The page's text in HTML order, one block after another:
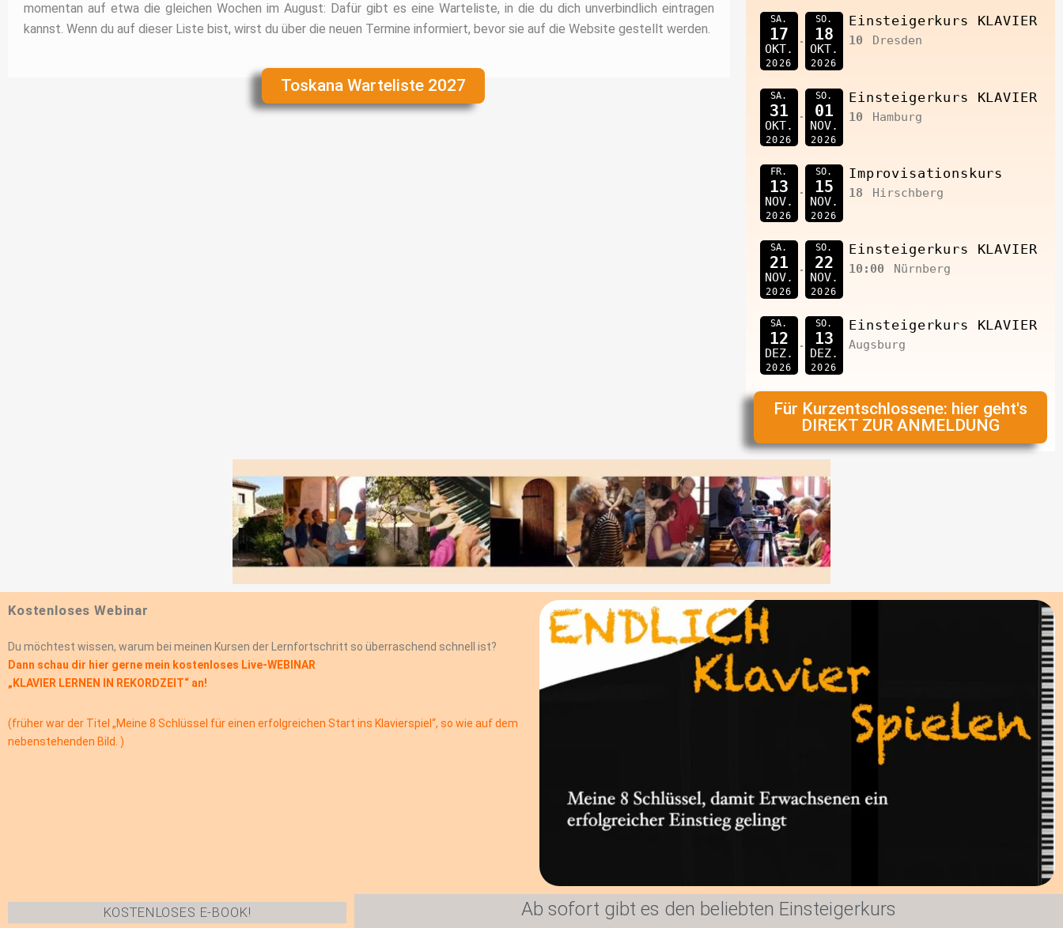
momentan auf etwa die gleichen Wochen im August: Dafür gibt es eine Warteliste, in die du dich unverbindlich eintragen
kannst. Wenn du auf dieser Liste bist, wirst du über die neuen Termine informiert, bevor sie auf die Website gestellt werden.
Toskana Warteliste 2027
SA.
17
OKT.
2026
SO.
18
OKT.
2026
Einsteigerkurs KLAVIER
10 Dresden
SA.
31
OKT.
2026
SO.
01
NOV.
2026
Einsteigerkurs KLAVIER
10 Hamburg
FR.
13
NOV.
2026
SO.
15
NOV.
2026
Improvisationskurs
18 Hirschberg
SA.
21
NOV.
2026
SO.
22
NOV.
2026
Einsteigerkurs KLAVIER
10:00 Nürnberg
SA.
12
DEZ.
2026
SO.
13
DEZ.
2026
Einsteigerkurs KLAVIER
Augsburg
Für Kurzentschlossene: hier geht's
DIREKT ZUR ANMELDUNG
Kostenloses Webinar
Du möchtest wissen, warum bei meinen Kursen der Lernfortschritt so überraschend schnell ist?
Dann schau dir hier gerne mein kostenloses Live-WEBINAR
„KLAVIER LERNEN IN REKORDZEIT“ an!
(früher war der Titel „Meine 8 Schlüssel für einen erfolgreichen Start ins Klavierspiel“, so wie auf dem
nebenstehenden Bild. )
KOSTENLOSES E-BOOK!
Ab sofort gibt es den beliebten Einsteigerkurs